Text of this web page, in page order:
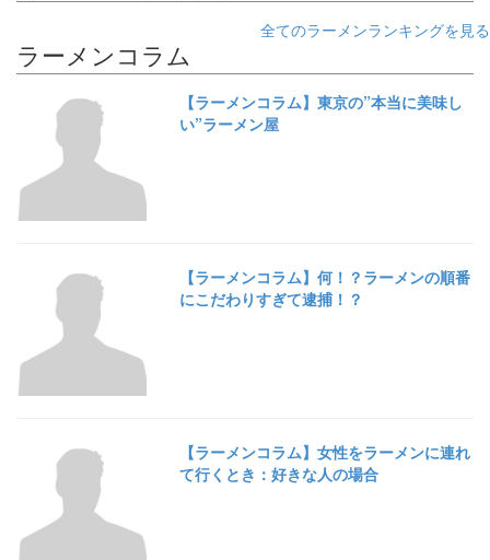
全てのラーメンランキングを見る
ラーメンコラム
【ラーメンコラム】東京の”本当に美味し
い”ラーメン屋
【ラーメンコラム】何！？ラーメンの順番
にこだわりすぎて逮捕！？
【ラーメンコラム】女性をラーメンに連れ
て行くとき：好きな人の場合